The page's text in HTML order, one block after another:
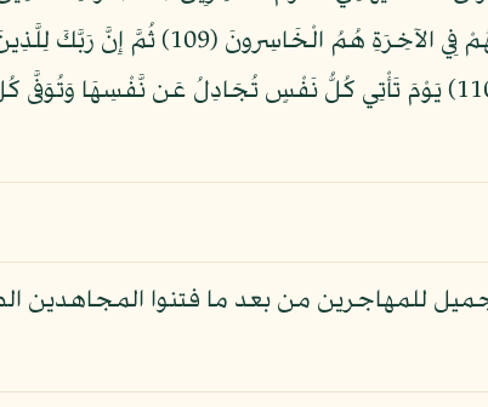
وَسَمْعِهِمْ وَأَبْصَارِهِمْ وَأُولَئِكَ هُمُ الْغَافِلُونَ (108) لاَ جَرَمَ
فُتِنُواْ ثُمَّ جَاهَدُواْ وَصَبَرُواْ إِنَّ رَبَّكَ مِن بَعْدِهَا لَغَفُورٌ رَّحِيمٌ (110) يَوْمَ تَأْتِي كُلُّ نَفْسٍ
للمهاجرين من بعد ما فتنوا المجاهدين